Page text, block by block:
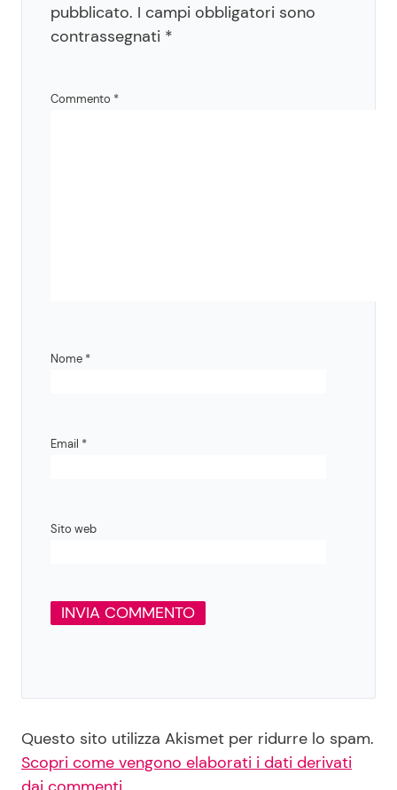
pubblicato. I campi obbligatori sono
contrassegnati *
Commento *
Nome *
Email *
Sito web
Questo sito utilizza Akismet per ridurre lo spam.
Scopri come vengono elaborati i dati derivati